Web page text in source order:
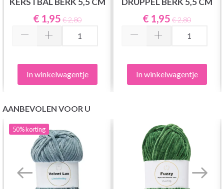
€ 1,95 € 2,80
In winkelwagentje
€ 1,95 € 2,80
In winkelwagentje
AANBEVOLEN VOOR U
50%korting